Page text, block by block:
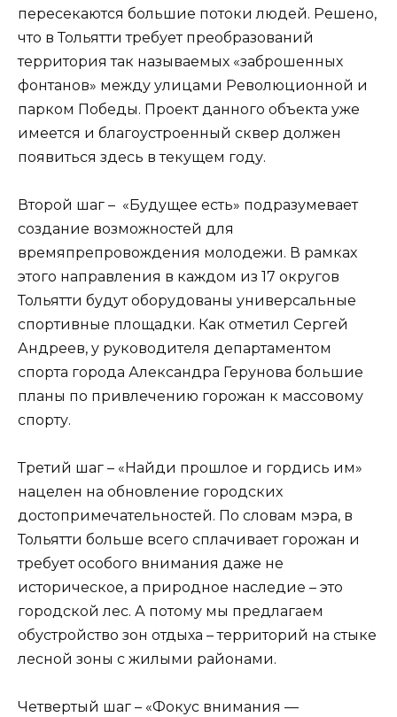
пересекаются большие потоки людей. Решено,
что в Тольятти требует преобразований
территория так называемых «заброшенных
фонтанов» между улицами Революционной и
парком Победы. Проект данного объекта уже
имеется и благоустроенный сквер должен
появиться здесь в текущем году.
Второй шаг – «Будущее есть» подразумевает
создание возможностей для
времяпрепровождения молодежи. В рамках
этого направления в каждом из 17 округов
Тольятти будут оборудованы универсальные
спортивные площадки. Как отметил Сергей
Андреев, у руководителя департаментом
спорта города Александра Герунова большие
планы по привлечению горожан к массовому
спорту.
Третий шаг – «Найди прошлое и гордись им»
нацелен на обновление городских
достопримечательностей. По словам мэра, в
Тольятти больше всего сплачивает горожан и
требует особого внимания даже не
историческое, а природное наследие – это
городской лес. А потому мы предлагаем
обустройство зон отдыха – территорий на стыке
лесной зоны с жилыми районами.
Четвертый шаг – «Фокус внимания —